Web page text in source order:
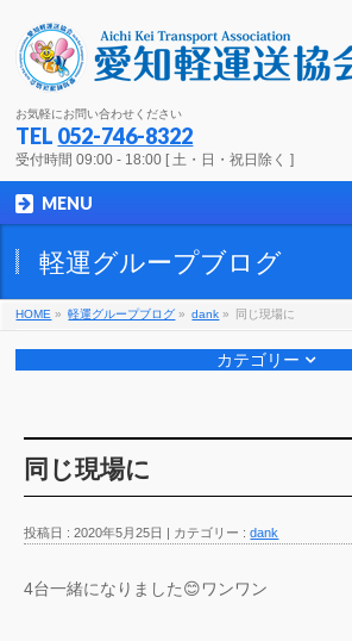
お気軽にお問い合わせください
TEL 052-746-8322
受付時間 09:00 - 18:00 [ 土・日・祝日除く ]
MENU
軽運グループブログ
HOME » 軽運グループブログ » dank » 同じ現場に
カテゴリー
同じ現場に
投稿日 : 2020年5月25日 カテゴリー :dank
4台一緒になりました😊ワンワン